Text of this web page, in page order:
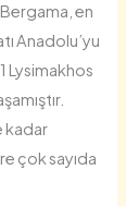
en
Anadolu’yu
Lysimakhos
kadar
çok sayıda